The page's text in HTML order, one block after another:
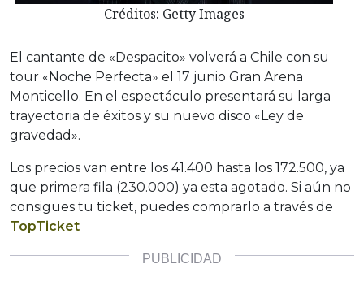
Créditos: Getty Images
El cantante de «Despacito» volverá a Chile con su
tour «Noche Perfecta» el 17 junio Gran Arena
Monticello. En el espectáculo presentará su larga
trayectoria de éxitos y su nuevo disco «Ley de
gravedad».
Los precios van entre los 41.400 hasta los 172.500, ya
que primera fila (230.000) ya esta agotado. Si aún no
consigues tu ticket, puedes comprarlo a través de
TopTicket